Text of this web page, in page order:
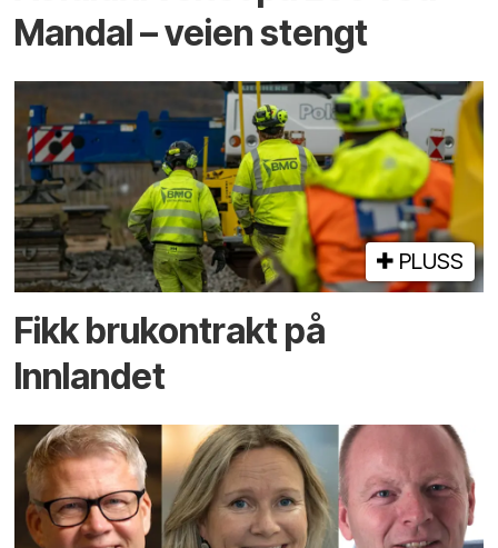
Mandal – veien stengt
PLUSS
Fikk brukontrakt på
Innlandet